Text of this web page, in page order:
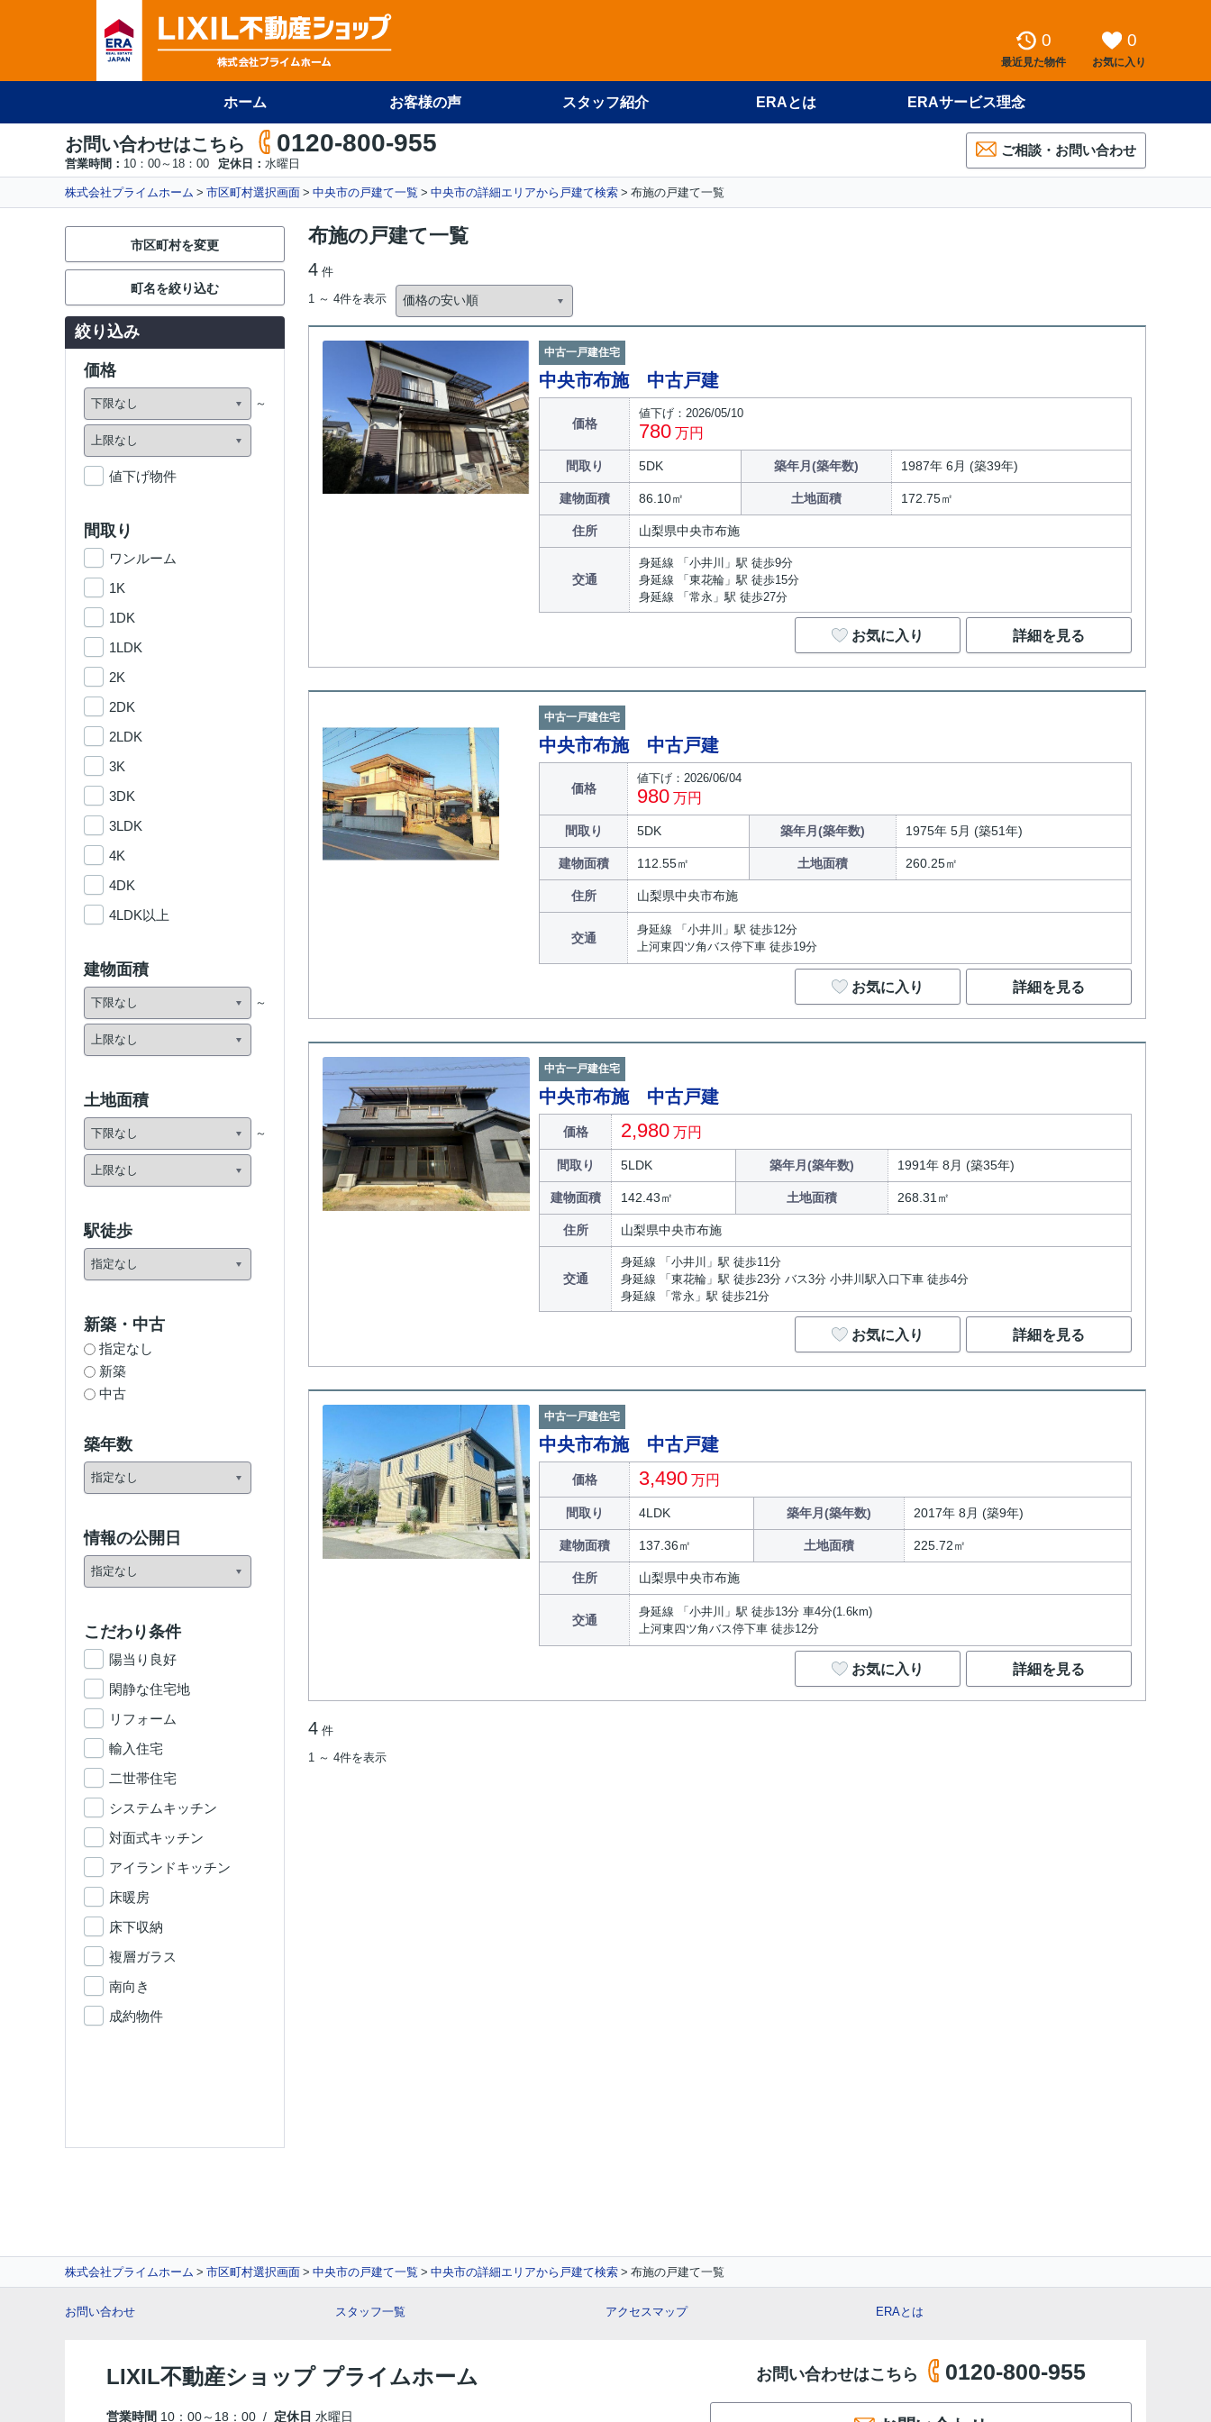
0
最近見た物件
0
お気に入り
ホーム お客様の声 スタッフ紹介 ERAとは ERAサービス理念
お問い合わせはこちら 0120-800-955
営業時間： 10：00～18：00 定休日： 水曜日
ご相談・お問い合わせ
株式会社プライムホーム 市区町村選択画面 中央市の戸建て一覧 中央市の詳細エリアから戸建て検索 布施の戸建て一覧
布施の戸建て一覧
4 件
1 ～ 4件を表示
中古一戸建住宅
中央市布施 中古戸建
価格
値下げ：2026/05/10
780 万円
間取り 5DK 築年月(築年数) 1987年 6月 (築39年)
建物面積 86.10㎡ 土地面積 172.75㎡
住所 山梨県中央市布施
交通
身延線 「小井川」駅 徒歩9分
身延線 「東花輪」駅 徒歩15分
身延線 「常永」駅 徒歩27分
お気に入り 詳細を見る
中古一戸建住宅
中央市布施 中古戸建
価格
値下げ：2026/06/04
980 万円
間取り 5DK 築年月(築年数) 1975年 5月 (築51年)
建物面積 112.55㎡ 土地面積 260.25㎡
住所 山梨県中央市布施
交通
身延線 「小井川」駅 徒歩12分
上河東四ツ角バス停下車 徒歩19分
お気に入り 詳細を見る
中古一戸建住宅
中央市布施 中古戸建
価格 2,980 万円
間取り 5LDK 築年月(築年数) 1991年 8月 (築35年)
建物面積 142.43㎡ 土地面積 268.31㎡
住所 山梨県中央市布施
交通
身延線 「小井川」駅 徒歩11分
身延線 「東花輪」駅 徒歩23分 バス3分 小井川駅入口下車 徒歩4分
身延線 「常永」駅 徒歩21分
お気に入り 詳細を見る
中古一戸建住宅
中央市布施 中古戸建
価格 3,490 万円
間取り 4LDK 築年月(築年数) 2017年 8月 (築9年)
建物面積 137.36㎡ 土地面積 225.72㎡
住所 山梨県中央市布施
交通
身延線 「小井川」駅 徒歩13分 車4分(1.6km)
上河東四ツ角バス停下車 徒歩12分
お気に入り 詳細を見る
4 件
1 ～ 4件を表示
市区町村を変更
町名を絞り込む
絞り込み
価格
値下げ物件
間取り
ワンルーム
1K
1DK
1LDK
2K
2DK
2LDK
3K
3DK
3LDK
4K
4DK
4LDK以上
建物面積
土地面積
駅徒歩
新築・中古
指定なし
新築
中古
築年数
情報の公開日
こだわり条件
陽当り良好
閑静な住宅地
リフォーム
輸入住宅
二世帯住宅
システムキッチン
対面式キッチン
アイランドキッチン
床暖房
床下収納
複層ガラス
南向き
成約物件
株式会社プライムホーム 市区町村選択画面 中央市の戸建て一覧 中央市の詳細エリアから戸建て検索 布施の戸建て一覧
お問い合わせ スタッフ一覧 アクセスマップ ERAとは
LIXIL不動産ショップ プライムホーム
営業時間 10：00～18：00 / 定休日 水曜日
お問い合わせはこちら 0120-800-955